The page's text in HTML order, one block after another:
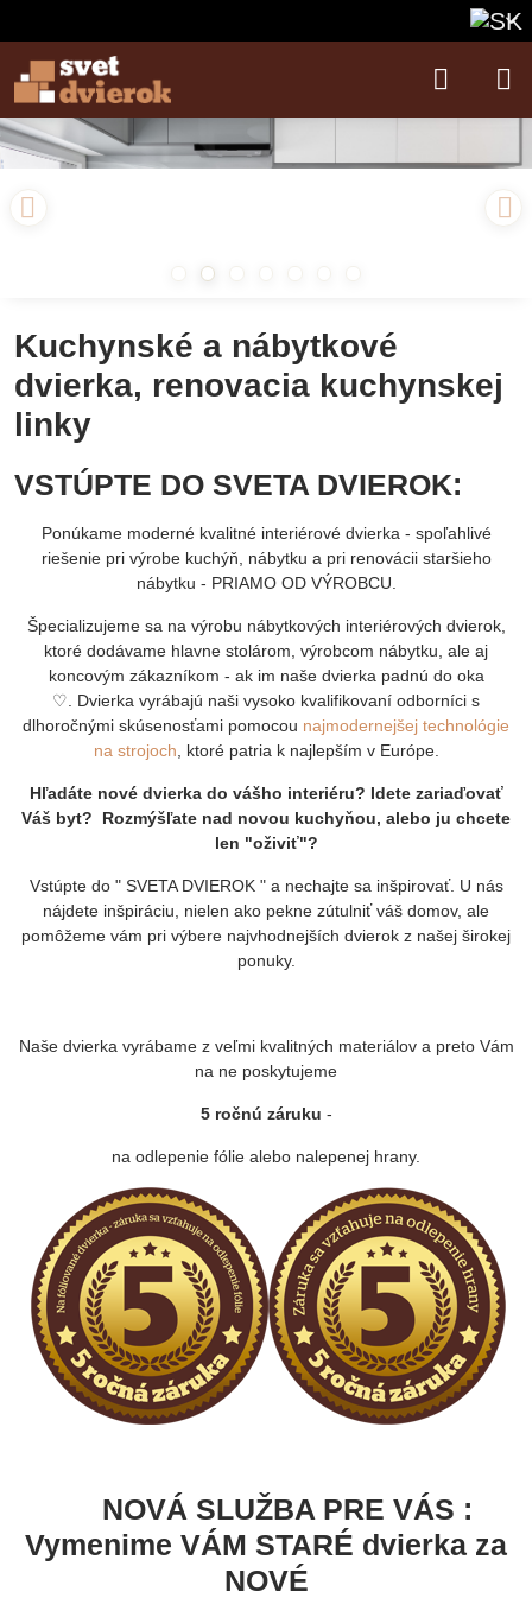
Kuchynské a nábytkové
dvierka, renovacia kuchynskej
linky
VSTÚPTE DO SVETA DVIEROK:
Ponúkame moderné kvalitné interiérové dvierka - spoľahlivé
riešenie pri výrobe kuchýň, nábytku a pri renovácii staršieho
nábytku - PRIAMO OD VÝROBCU.
Špecializujeme sa na výrobu nábytkových interiérových dvierok,
ktoré dodávame hlavne stolárom, výrobcom nábytku, ale aj
koncovým zákazníkom - ak im naše dvierka padnú do oka
♡. Dvierka vyrábajú naši vysoko kvalifikovaní odborníci s
dlhoročnými skúsenosťami pomocou najmodernejšej technológie
na strojoch , ktoré patria k najlepším v Európe.
Hľadáte nové dvierka do vášho interiéru? Idete zariaďovať
Váš byt? Rozmýšľate nad novou kuchyňou, alebo ju chcete
len "oživiť"?
Vstúpte do " SVETA DVIEROK " a nechajte sa inšpirovať. U nás
nájdete inšpiráciu, nielen ako pekne zútulniť váš domov, ale
pomôžeme vám pri výbere najvhodnejších dvierok z našej širokej
ponuky.
Naše dvierka vyrábame z veľmi kvalitných materiálov a preto Vám
na ne poskytujeme
5 ročnú záruku -
na odlepenie fólie alebo nalepenej hrany.
NOVÁ SLUŽBA PRE VÁS :
Vymenime VÁM STARÉ dvierka za
NOVÉ